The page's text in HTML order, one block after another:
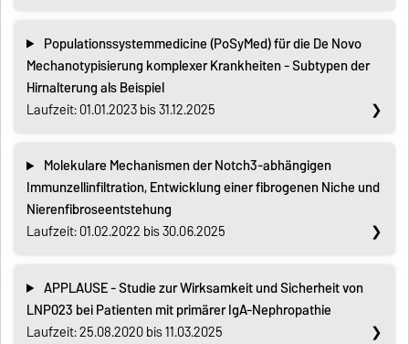
Populationssystemmedicine (PoSyMed) für die De Novo
Mechanotypisierung komplexer Krankheiten - Subtypen der
Hirnalterung als Beispiel
Laufzeit: 01.01.2023 bis 31.12.2025
Molekulare Mechanismen der Notch3-abhängigen
Immunzellinfiltration, Entwicklung einer fibrogenen Niche und
Nierenfibroseentstehung
Laufzeit: 01.02.2022 bis 30.06.2025
APPLAUSE - Studie zur Wirksamkeit und Sicherheit von
LNP023 bei Patienten mit primärer IgA-Nephropathie
Laufzeit: 25.08.2020 bis 11.03.2025